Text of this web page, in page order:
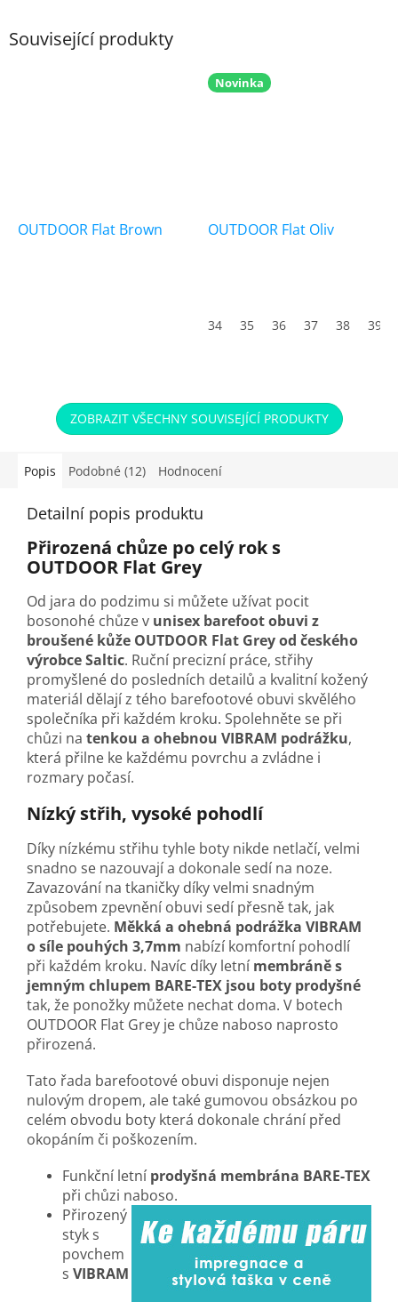
Související produkty
OUTDOOR Flat Brown
hvězdiček.
Novinka
OUTDOOR Flat Oliv
34 35 36 37 38 39
ZOBRAZIT VŠECHNY SOUVISEJÍCÍ PRODUKTY
Popis Podobné (12) Hodnocení
Detailní popis produktu
Přirozená chůze po celý rok s
OUTDOOR Flat Grey
Od jara do podzimu si můžete užívat pocit
bosonohé chůze v unisex barefoot obuvi z
broušené kůže OUTDOOR Flat Grey od českého
výrobce Saltic. Ruční precizní práce, střihy
promyšlené do posledních detailů a kvalitní kožený
materiál dělají z tého barefootové obuvi skvělého
společníka při každém kroku. Spolehněte se při
chůzi na tenkou a ohebnou VIBRAM podrážku,
která přilne ke každému povrchu a zvládne i
rozmary počasí.
Nízký střih, vysoké pohodlí
Díky nízkému střihu tyhle boty nikde netlačí, velmi
snadno se nazouvají a dokonale sedí na noze.
Zavazování na tkaničky díky velmi snadným
způsobem zpevnění obuvi sedí přesně tak, jak
potřebujete. Měkká a ohebná podrážka VIBRAM
o síle pouhých 3,7mm nabízí komfortní pohodlí
při každém kroku. Navíc díky letní membráně s
jemným chlupem BARE-TEX jsou boty prodyšné
tak, že ponožky můžete nechat doma. V botech
OUTDOOR Flat Grey je chůze naboso naprosto
přirozená.
Tato řada barefootové obuvi disponuje nejen
nulovým dropem, ale také gumovou obsázkou po
celém obvodu boty která dokonale chrání před
okopáním či poškozením.
Funkční letní prodyšná membrána BARE-TEX
při chůzi naboso.
Přirozený
styk s
povchem
s VIBRAM